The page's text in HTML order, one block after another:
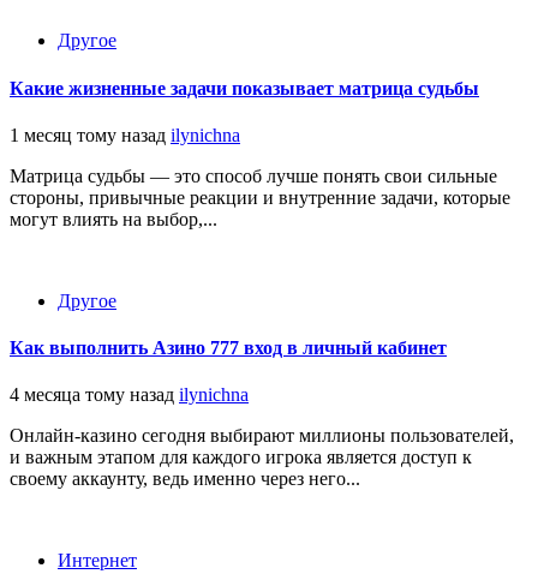
Другое
Какие жизненные задачи показывает матрица судьбы
1 месяц тому назад ilynichna
Матрица судьбы — это способ лучше понять свои сильные
стороны, привычные реакции и внутренние задачи, которые
могут влиять на выбор,...
Другое
Как выполнить Азино 777 вход в личный кабинет
4 месяца тому назад ilynichna
Онлайн-казино сегодня выбирают миллионы пользователей,
и важным этапом для каждого игрока является доступ к
своему аккаунту, ведь именно через него...
Интернет